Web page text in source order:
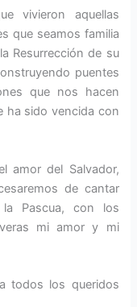
vivieron aquellas
que seamos familia
Resurrección de su
puentes
que nos hacen
ha sido vencida con
amor del Salvador,
de cantar
Pascua, con los
mi amor y mi
todos los queridos